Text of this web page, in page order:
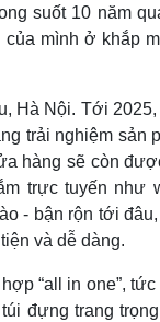
suốt 10 năm
mình ở khắp
Hà Nội. Tới
trải nghiệm sản
hàng sẽ còn
trực tuyến như
- bận rộn tới
và dễ dàng.
“all in one”,
đựng trang